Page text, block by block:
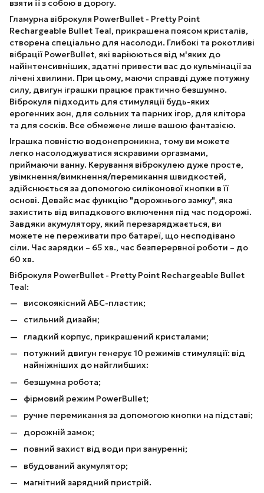
взяти її з собою в дорогу.
Гламурна віброкуля PowerBullet - Pretty Point
Rechargeable Bullet Teal, прикрашена поясом кристалів,
створена спеціально для насолоди. Глибокі та рокотливі
вібрації PowerBullet, які варіюються від м'яких до
найінтенсивніших, здатні привести вас до кульмінації за
лічені хвилини. При цьому, маючи справді дуже потужну
силу, двигун іграшки працює практично безшумно.
Віброкуля підходить для стимуляції будь-яких
ерогенних зон, для сольних та парних ігор, для клітора
та для сосків. Все обмежене лише вашою фантазією.
Іграшка повністю водонепроникна, тому ви можете
легко насолоджуватися яскравими оргазмами,
приймаючи ванну. Керування віброкулею дуже просте,
увімкнення/вимкнення/перемикання швидкостей,
здійснюється за допомогою силіконової кнопки в її
основі. Девайс має функцію "дорожнього замку", яка
захистить від випадкового включення під час подорожі.
Завдяки акумулятору, який перезаряджається, ви
можете не переживати про батареї, що несподівано
сіли. Час зарядки – 65 хв., час безперервної роботи – до
60 хв.
Віброкуля PowerBullet - Pretty Point Rechargeable Bullet
Teal:
високоякісний АБС-пластик;
стильний дизайн;
гладкий корпус, прикрашений кристалами;
потужний двигун генерує 10 режимів стимуляції: від
найніжніших до найглибших:
безшумна робота;
фірмовий режим PowerBullet;
ручне перемикання за допомогою кнопки на підставі;
дорожній замок;
повний захист від води при зануренні;
вбудований акумулятор;
магнітний зарядний пристрій.